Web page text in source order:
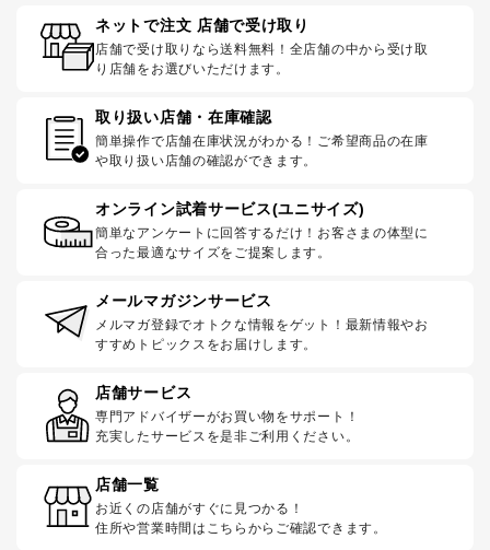
ネットで注文 店舗で受け取り
店舗で受け取りなら送料無料！全店舗の中から受け取
り店舗をお選びいただけます。
取り扱い店舗・在庫確認
簡単操作で店舗在庫状況がわかる！ご希望商品の在庫
や取り扱い店舗の確認ができます。
オンライン試着サービス(ユニサイズ)
簡単なアンケートに回答するだけ！お客さまの体型に
合った最適なサイズをご提案します。
メールマガジンサービス
メルマガ登録でオトクな情報をゲット！最新情報やお
すすめトピックスをお届けします。
店舗サービス
専門アドバイザーがお買い物をサポート！
充実したサービスを是非ご利用ください。
店舗一覧
お近くの店舗がすぐに見つかる！
住所や営業時間はこちらからご確認できます。